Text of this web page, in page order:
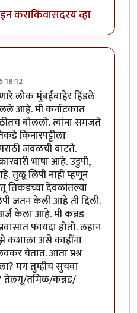
कराकिंवासदस्य व्हा
18:12
हा नाहीचे.byअभ्या..
लोक मुंबईबाहेर हिंडले
आहे. मी कर्नाटकात
बोललो. त्यांना समजते
किनारपट्टीला
मराठी जवळची वाटते.
भाषा आहे. उडुपी,
लिपी नाही म्हणून
तिकडच्या देवळांतल्या
जतन केली आहे ती दिली.
केला आहे. मी कन्नड
फायदा होतो. लहान
कशाला असे काहींना
येतात. आता प्रश्न
मग तुम्हीच सुचवा
तेलगू/तमिळ/कन्नड/